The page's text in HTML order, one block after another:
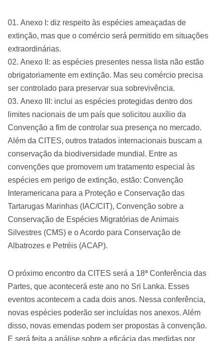
Anexo I: diz respeito às espécies ameaçadas de
extinção, mas que o comércio será permitido em situações
extraordinárias.
Anexo II: as espécies presentes nessa lista não estão
obrigatoriamente em extinção. Mas seu comércio precisa
ser controlado para preservar sua sobrevivência.
Anexo III: inclui as espécies protegidas dentro dos
limites nacionais de um país que solicitou auxílio da
Convenção a fim de controlar sua presença no mercado.
Além da CITES, outros tratados internacionais buscam a
conservação da biodiversidade mundial. Entre as
convenções que promovem um tratamento especial às
espécies em perigo de extinção, estão: Convenção
Interamericana para a Proteção e Conservação das
Tartarugas Marinhas (IAC/CIT), Convenção sobre a
Conservação de Espécies Migratórias de Animais
Silvestres (CMS) e o Acordo para Conservação de
Albatrozes e Petréis (ACAP).
O próximo encontro da CITES será a 18ª Conferência das
Partes, que acontecerá este ano no Sri Lanka. Esses
eventos acontecem a cada dois anos. Nessa conferência,
novas espécies poderão ser incluídas nos anexos. Além
disso, novas emendas podem ser propostas à convenção.
E será feita a análise sobre a eficácia das medidas por